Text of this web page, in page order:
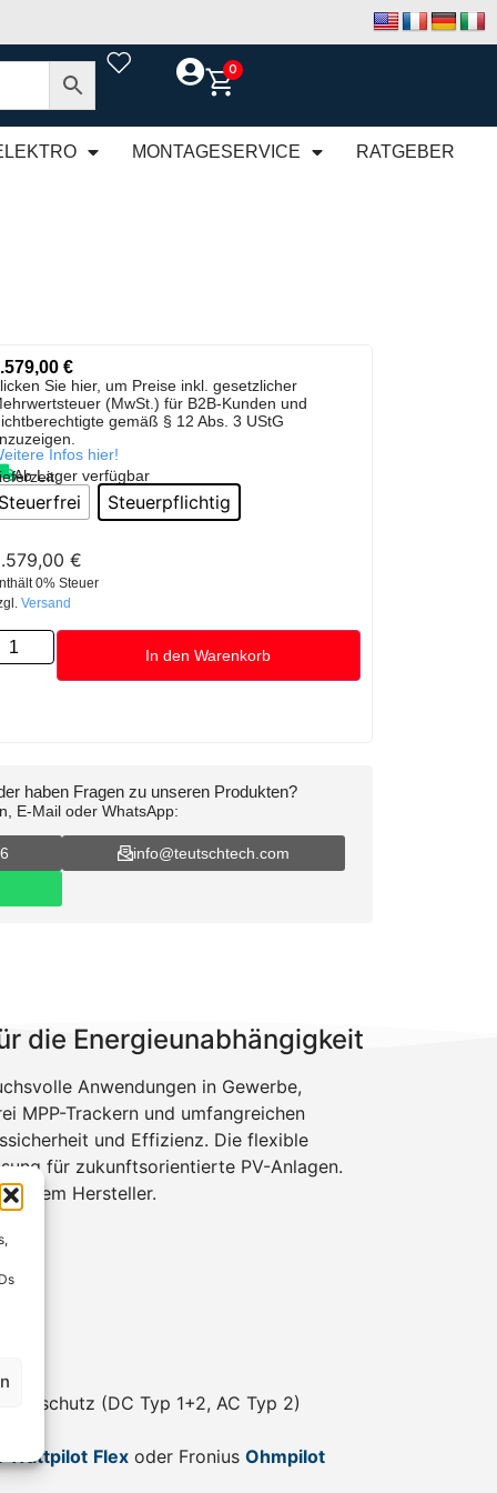
0
MONTAGESERVICE RATGEBER
€
Sie hier, um Preise inkl. gesetzlicher
(MwSt.) für B2B-Kunden und
gemäß § 12 Abs. 3 UStG
Infos hier!
Ab Lager verfügbar
Steuerpflichtig
€
0% Steuer
Versand
In den Warenkorb
haben Fragen zu unseren Produkten?
E-Mail oder WhatsApp:
info@teutschtech.com
die Energieunabhängigkeit
Anwendungen in Gewerbe,
MPP-Trackern und umfangreichen
und Effizienz. Die flexible
für zukunftsorientierte PV-Anlagen.
einem Hersteller.
(DC Typ 1+2, AC Typ 2)
Wattpilot Flex oder Fronius Ohmpilot